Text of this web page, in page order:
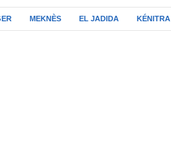
MEKNÈS EL JADIDA KÉNITRA